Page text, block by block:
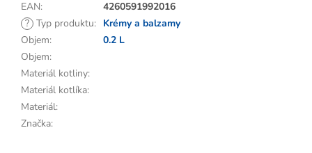
EAN:
4260591992016
? Typ produktu: Krémy a balzamy
Objem:
0.2 L
Objem:
Materiál kotliny:
Materiál kotlíka:
Materiál:
Značka: